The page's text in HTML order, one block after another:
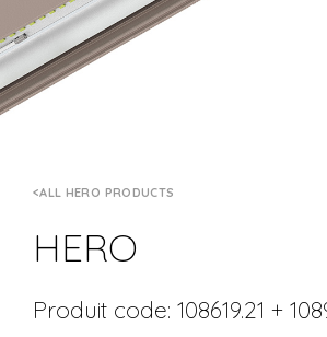
ALL HERO PRODUCTS
HERO
Produit code: 108619.21 +